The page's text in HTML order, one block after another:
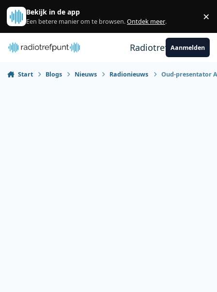
Spring naar bijdragen
Bekijk in de app
Een betere manier om te browsen.Ontdek meer. ×
RadiotrefpuntAanmelden
Start Blogs Nieuws Radionieuws Oud-presentator